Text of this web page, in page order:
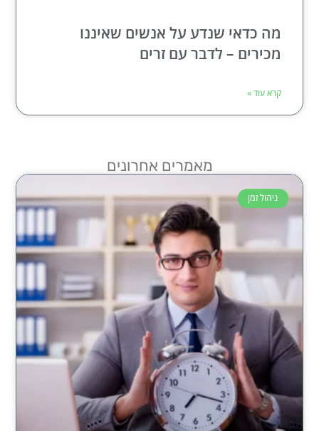
מה כדאי שנדע על אנשים שאיננו
מכירים – לדבר עם זרים
קרא עוד »
מאמרים אחרונים
ניהול זמן